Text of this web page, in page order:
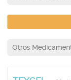
Otros